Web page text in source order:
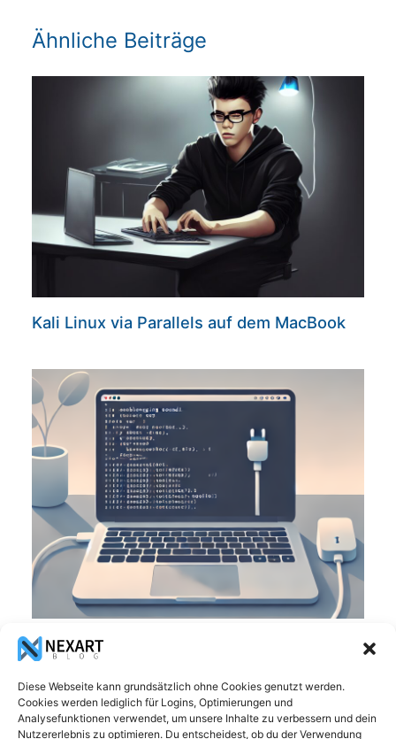
Diese Webseite kann grundsätzlich ohne Cookies genutzt werden.
Cookies werden lediglich für Logins, Optimierungen und
Analysefunktionen verwendet, um unsere Inhalte zu verbessern und dein
Nutzererlebnis zu optimieren. Du entscheidest, ob du der Verwendung
Ähnliche Beiträge
Kali Linux via Parallels auf dem MacBook
Nervigen Ladesound am Mac deaktivieren
– So geht’s!